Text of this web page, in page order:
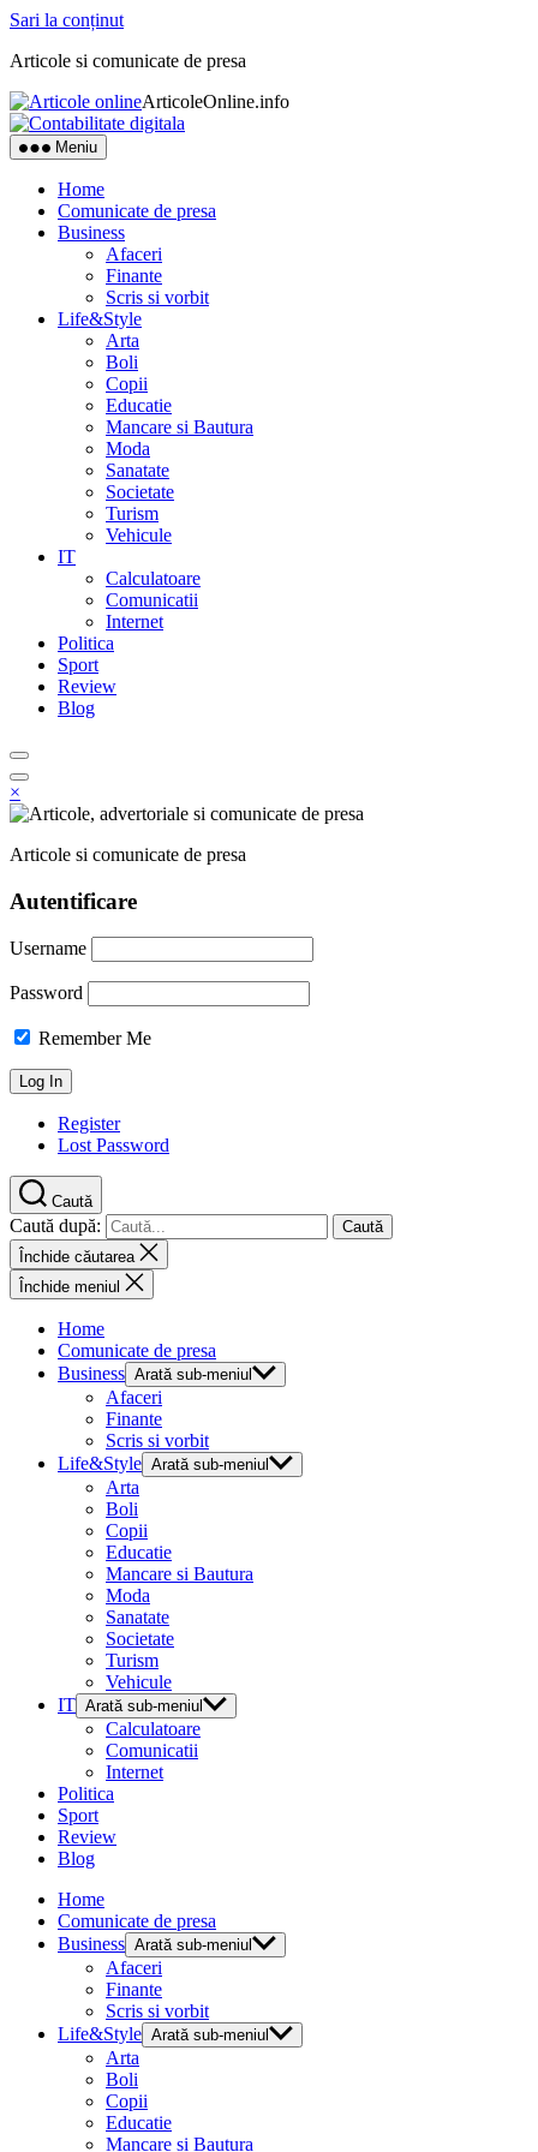
Sari la conținut
Articole si comunicate de presa
ArticoleOnline.info
Meniu
Home
Comunicate de presa
Business
Afaceri
Finante
Scris si vorbit
Life&Style
Arta
Boli
Copii
Educatie
Mancare si Bautura
Moda
Sanatate
Societate
Turism
Vehicule
IT
Calculatoare
Comunicatii
Internet
Politica
Sport
Review
Blog
×
Articole si comunicate de presa
Autentificare
Username
Password
Remember Me
Register
Lost Password
Caută
Caută după:
Închide căutarea
Închide meniul
Home
Comunicate de presa
Business Arată sub-meniul
Afaceri
Finante
Scris si vorbit
Life&Style Arată sub-meniul
Arta
Boli
Copii
Educatie
Mancare si Bautura
Moda
Sanatate
Societate
Turism
Vehicule
IT Arată sub-meniul
Calculatoare
Comunicatii
Internet
Politica
Sport
Review
Blog
Home
Comunicate de presa
Business Arată sub-meniul
Afaceri
Finante
Scris si vorbit
Life&Style Arată sub-meniul
Arta
Boli
Copii
Educatie
Mancare si Bautura